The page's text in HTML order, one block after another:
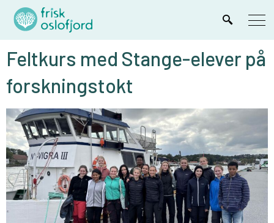
Feltkurs med Stange-elever på
forskningstokt